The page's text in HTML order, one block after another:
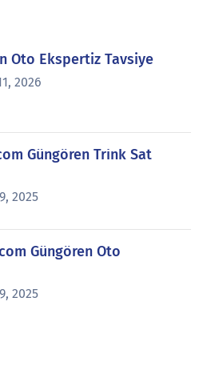
Oto Ekspertiz Tavsiye
2026
Güngören Trink Sat
2025
Güngören Oto
2025